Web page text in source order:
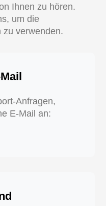
Ihnen zu hören.
um die
zu verwenden.
Anfragen,
E-Mail an: